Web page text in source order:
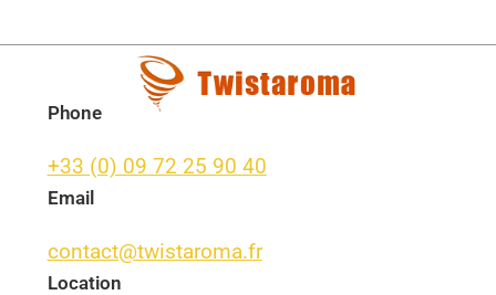
Phone
+33 (0) 09 72 25 90 40
Email
contact@twistaroma.fr
Location